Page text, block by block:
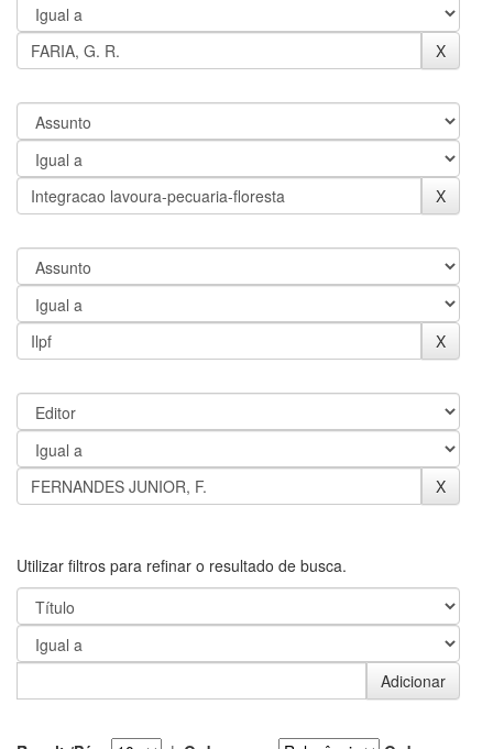
Utilizar filtros para refinar o resultado de busca.